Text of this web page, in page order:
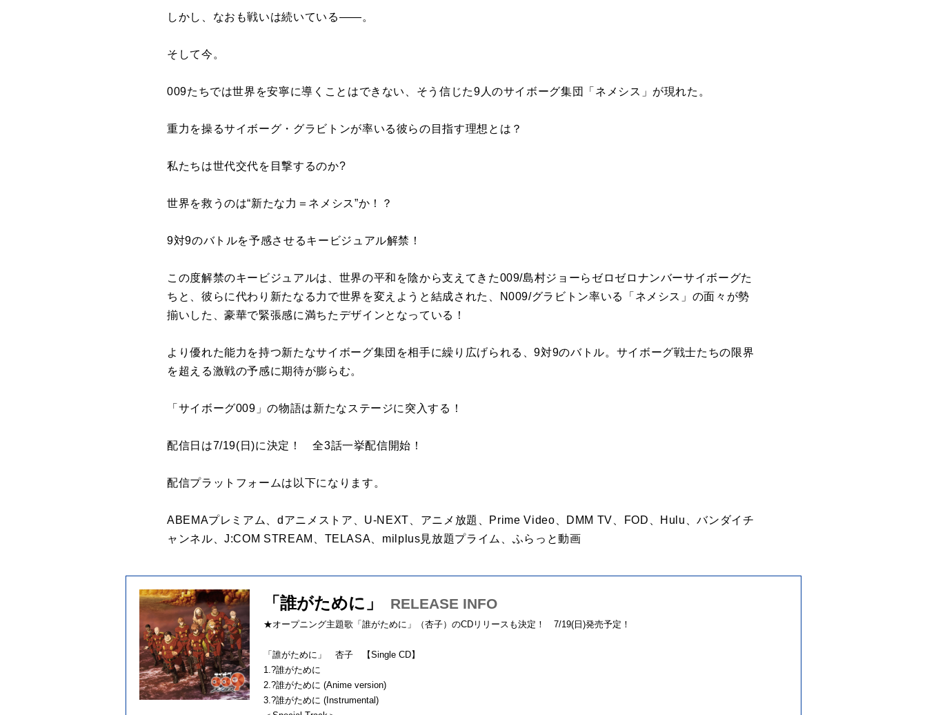
しかし、なおも戦いは続いている――。
そして今。
009たちでは世界を安寧に導くことはできない、そう信じた9人のサイボーグ集団「ネメシス」が現れた。
重力を操るサイボーグ・グラビトンが率いる彼らの目指す理想とは？
私たちは世代交代を目撃するのか?
世界を救うのは“新たな力＝ネメシス”か！？
9対9のバトルを予感させるキービジュアル解禁！
この度解禁のキービジュアルは、世界の平和を陰から支えてきた009/島村ジョーらゼロゼロナンバーサイボーグた
ちと、彼らに代わり新たなる力で世界を変えようと結成された、N009/グラビトン率いる「ネメシス」の面々が勢
揃いした、豪華で緊張感に満ちたデザインとなっている！
より優れた能力を持つ新たなサイボーグ集団を相手に繰り広げられる、9対9のバトル。サイボーグ戦士たちの限界
を超える激戦の予感に期待が膨らむ。
「サイボーグ009」の物語は新たなステージに突入する！
配信日は7/19(日)に決定！ 全3話一挙配信開始！
配信プラットフォームは以下になります。
ABEMAプレミアム、dアニメストア、U-NEXT、アニメ放題、Prime Video、DMM TV、FOD、Hulu、バンダイチ
ャンネル、J:COM STREAM、TELASA、milplus見放題プライム、ふらっと動画
「誰がために」 RELEASE INFO
★オープニング主題歌「誰がために」（杏子）のCDリリースも決定！ 7/19(日)発売予定！
「誰がために」 杏子 【Single CD】
1.?誰がために
2.?誰がために (Anime version)
3.?誰がために (Instrumental)